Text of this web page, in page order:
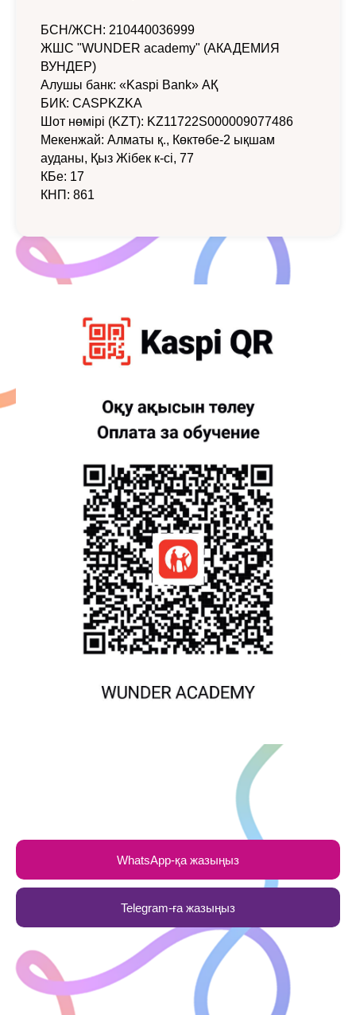
БСН/ЖСН: 210440036999
ЖШС "WUNDER academy" (АКАДЕМИЯ
ВУНДЕР)
Алушы банк: «Kaspi Bank» АҚ
БИК: CASPKZKA
Шот нөмірі (KZT): KZ11722S000009077486
Мекенжай: Алматы қ., Көктөбе-2 ықшам
ауданы, Қыз Жібек к-сі, 77
КБе: 17
КНП: 861
WhatsApp-қа жазыңыз
Telegram-ға жазыңыз